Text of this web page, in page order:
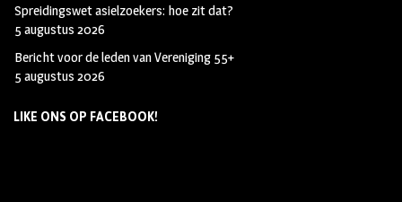
Spreidingswet asielzoekers: hoe zit dat?
5 augustus 2026
Bericht voor de leden van Vereniging 55+
5 augustus 2026
LIKE ONS OP FACEBOOK!